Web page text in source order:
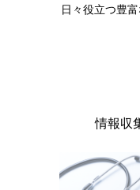
る
服
う
日々役立つ豊
情報収